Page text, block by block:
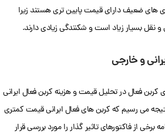
های ضعیف دارای قیمت پایین تری هستند زیرا
نقل بسیار زیاد است و شکنندگی زیادی دارند.
و خارجی
کربن فعال در تحلیل قیمت و هزینه کربن فعال ایرانی
می رسیم که کربن های فعال ایرانی قیمت کمتری
برخی از فاکتورهای تاثیر گذار را مورد بررسی قرار